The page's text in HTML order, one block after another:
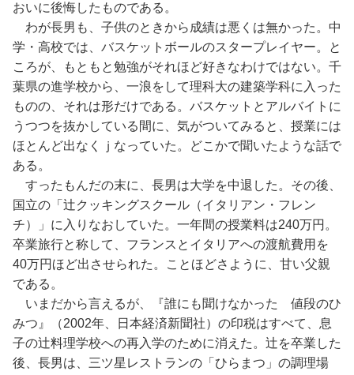
おいに後悔したものである。
わが長男も、子供のときから成績は悪くは無かった。中
学・高校では、バスケットボールのスタープレイヤー。と
ころが、もともと勉強がそれほど好きなわけではない。千
葉県の進学校から、一浪をして理科大の建築学科に入った
ものの、それは形だけである。バスケットとアルバイトに
うつつを抜かしている間に、気がついてみると、授業には
ほとんど出なくｊなっていた。どこかで聞いたような話で
ある。
すったもんだの末に、長男は大学を中退した。その後、
国立の「辻クッキングスクール（イタリアン・フレン
チ）」に入りなおしていた。一年間の授業料は240万円。
卒業旅行と称して、フランスとイタリアへの渡航費用を
40万円ほど出させられた。ことほどさように、甘い父親
である。
いまだから言えるが、『誰にも聞けなかった 値段のひ
みつ』（2002年、日本経済新聞社）の印税はすべて、息
子の辻料理学校への再入学のために消えた。辻を卒業した
後、長男は、三ツ星レストランの「ひらまつ」の調理場